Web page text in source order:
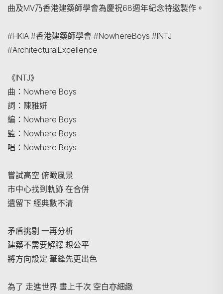
曲及MV乃香港建築師學會為慶祝68週年紀念特邀製作。
#HKIA #香港建築師學會 #NowhereBoys #INTJ
#ArchitecturalExcellence
《INTJ》
曲：Nowhere Boys
詞：陳雅妍
編：Nowhere Boys
監：Nowhere Boys
唱：Nowhere Boys
嘗試高空 俯瞰風景
市中心找到軌跡 在合併
遺留下 經典數不清
矛盾挑剔 一再分析
建築不需要解釋 想公平
將方向設定 筆鋒先更出色
為了 走進世界 畫上千次 空白亦細緻